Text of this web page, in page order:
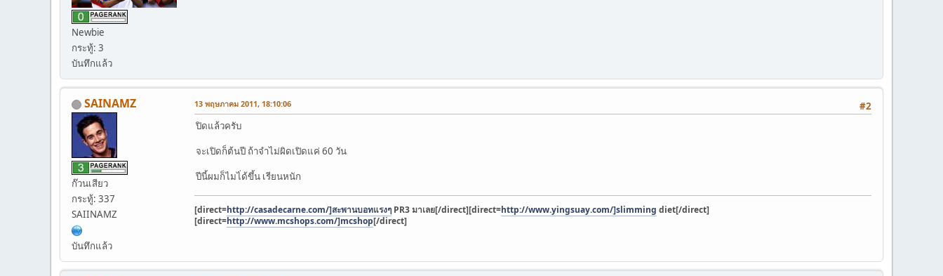
Newbie
กระทู้: 3
บันทึกแล้ว
SAINAMZ
ก๊วนเสียว
กระทู้: 337
SAIINAMZ
บันทึกแล้ว
#2
13 พฤษภาคม 2011, 18:10:06
ปิดแล้วครับ
จะเปิดก็ต้นปี ถ้าจำไม่ผิดเปิดแค่ 60 วัน
ปีนี้ผมก็ไมไ่ด้ขึ้น เรียนหนัก
[direct=http://casadecarne.com/]สะพานบอทแรงๆ PR3 มาเลย[/direct][direct=http://www.yingsuay.com/]slimming diet[/direct]
[direct=http://www.mcshops.com/]mcshop[/direct]